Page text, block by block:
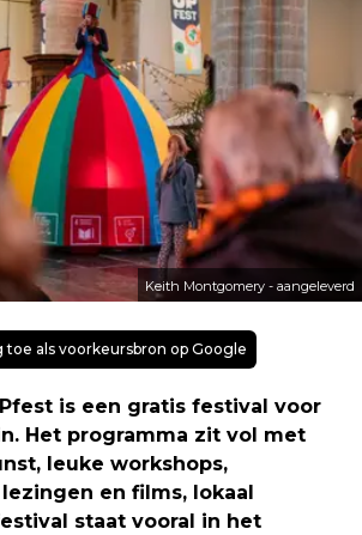
Keith Montgomery - aangeleverd
toe als voorkeursbron op Google
is een gratis festival voor
Het programma zit vol met
leuke workshops,
en films, lokaal
staat vooral in het